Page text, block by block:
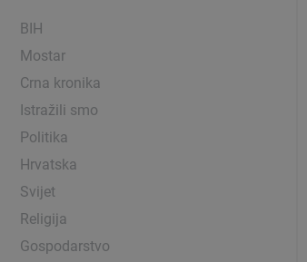
BIH
Mostar
Crna kronika
Istražili smo
Politika
Hrvatska
Svijet
Religija
Gospodarstvo